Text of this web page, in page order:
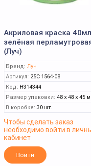
Акриловая краска
зелёная
(Луч)
Бренд: Луч
Артикул: 25С 1564-08
Код: Н314344
Размер упаковки: 48 x 48 x 45
В коробке: 30 шт.
Чтобы сделать заказ
необходимо войти в
кабинет
Войти